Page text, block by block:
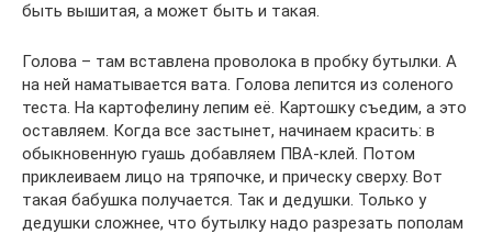
быть вышитая, а может быть и такая.
Голова – там вставлена проволока в пробку бутылки. А
на ней наматывается вата. Голова лепится из соленого
теста. На картофелину лепим её. Картошку съедим, а это
оставляем. Когда все застынет, начинаем красить: в
обыкновенную гуашь добавляем ПВА-клей. Потом
приклеиваем лицо на тряпочке, и прическу сверху. Вот
такая бабушка получается. Так и дедушки. Только у
дедушки сложнее, что бутылку надо разрезать пополам